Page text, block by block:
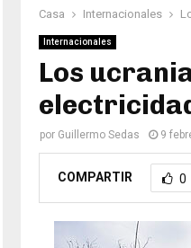
Casa Internacionales
Internacionales
Los
por Guillermo Sedas 9
COMPARTIR 0